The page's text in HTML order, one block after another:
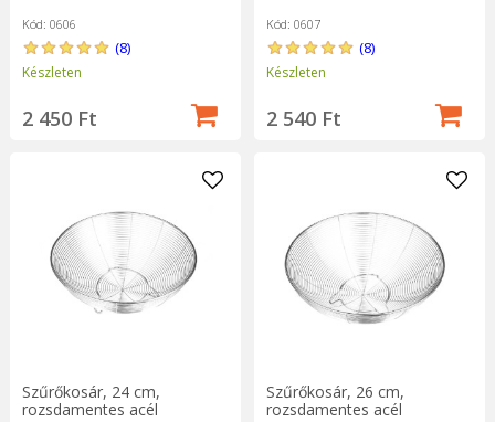
Kód: 0606
(8)
Készleten
2 450 Ft
Kód: 0607
(8)
Készleten
2 540 Ft
Szűrőkosár, 24 cm,
rozsdamentes acél
Szűrőkosár, 26 cm,
rozsdamentes acél